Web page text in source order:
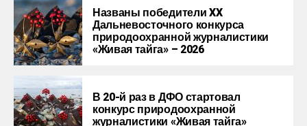
Названы победители XX
Дальневосточного конкурса
природоохранной журналистики
«Живая тайга» – 2026
В 20-й раз в ДФО стартовал
конкурс природоохранной
журналистики «Живая тайга»